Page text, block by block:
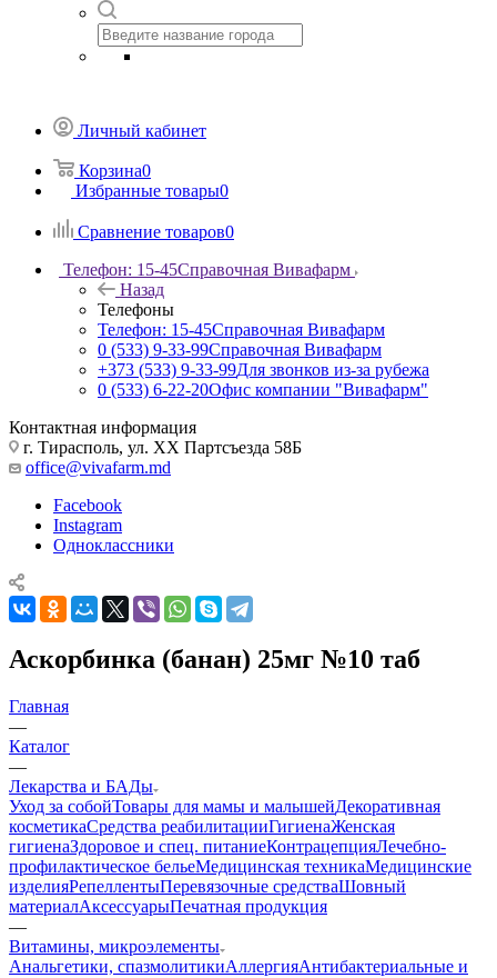
Личный кабинет
Корзина0
Избранные товары0
Сравнение товаров0
Телефон: 15-45Справочная Вивафарм
Назад
Телефоны
Телефон: 15-45Справочная Вивафарм
0 (533) 9-33-99Справочная Вивафарм
+373 (533) 9-33-99Для звонков из-за рубежа
0 (533) 6-22-20Офис компании "Вивафарм"
Контактная информация
г. Тирасполь, ул. ХХ Партсъезда 58Б
office@vivafarm.md
Facebook
Instagram
Одноклассники
Аскорбинка (банан) 25мг №10 таб
Главная
—
Каталог
—
Лекарства и БАДы
Уход за собойТовары для мамы и малышейДекоративная
косметикаСредства реабилитацииГигиенаЖенская
гигиенаЗдоровое и спец. питаниеКонтрацепцияЛечебно-
профилактическое бельеМедицинская техникаМедицинские
изделияРепеллентыПеревязочные средстваШовный
материалАксессуарыПечатная продукция
—
Витамины, микроэлементы
Анальгетики, спазмолитикиАллергияАнтибактериальные и